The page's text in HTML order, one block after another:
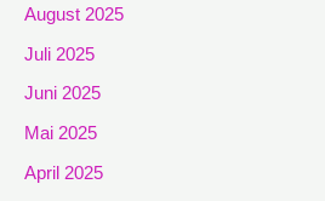
August 2025
Juli 2025
Juni 2025
Mai 2025
April 2025